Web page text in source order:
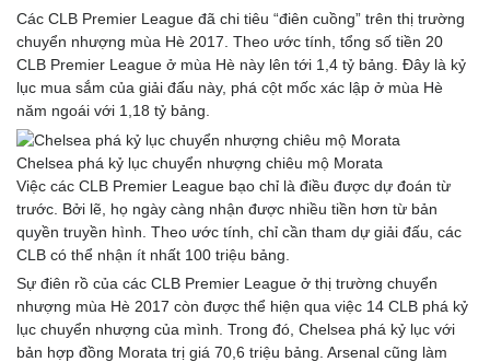
Các CLB Premier League đã chi tiêu “điên cuồng” trên thị trường
chuyển nhượng mùa Hè 2017. Theo ước tính, tổng số tiền 20
CLB Premier League ở mùa Hè này lên tới 1,4 tỷ bảng. Đây là kỷ
lục mua sắm của giải đấu này, phá cột mốc xác lập ở mùa Hè
năm ngoái với 1,18 tỷ bảng.
Chelsea phá kỷ lục chuyển nhượng chiêu mộ Morata
Việc các CLB Premier League bạo chỉ là điều được dự đoán từ
trước. Bởi lẽ, họ ngày càng nhận được nhiều tiền hơn từ bản
quyền truyền hình. Theo ước tính, chỉ cần tham dự giải đấu, các
CLB có thể nhận ít nhất 100 triệu bảng.
Sự điên rồ của các CLB Premier League ở thị trường chuyển
nhượng mùa Hè 2017 còn được thể hiện qua việc 14 CLB phá kỷ
lục chuyển nhượng của mình. Trong đó, Chelsea phá kỷ lục với
bản hợp đồng Morata trị giá 70,6 triệu bảng. Arsenal cũng làm